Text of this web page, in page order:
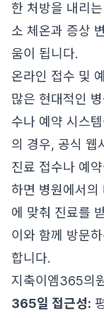
한 처방을 내리
소 체온과 증상
움이 됩니다.
온라인 접수 및
많은 현대적인
수나 예약 시스
의 경우, 공식 웹
진료 접수나 예
하면 병원에서
에 맞춰 진료를
이와 함께 방문
합니다.
지축이엠365의
365일 접근성: